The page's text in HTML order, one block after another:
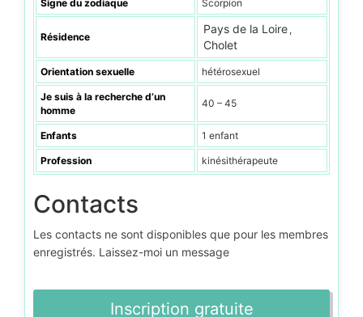
Signe du zodiaque Scorpion
Résidence
Pays de la Loire ,
Cholet
Orientation sexuelle hétérosexuel
Je suis à la recherche d’un
homme
40 – 45
Enfants 1 enfant
Profession kinésithérapeute
Contacts
Les contacts ne sont disponibles que pour les membres
enregistrés. Laissez-moi un message
Inscription gratuite